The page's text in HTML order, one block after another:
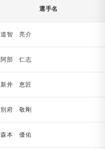
選手名
道智 亮介
阿部 仁志
新井 恵匠
別府 敬剛
森本 優佑